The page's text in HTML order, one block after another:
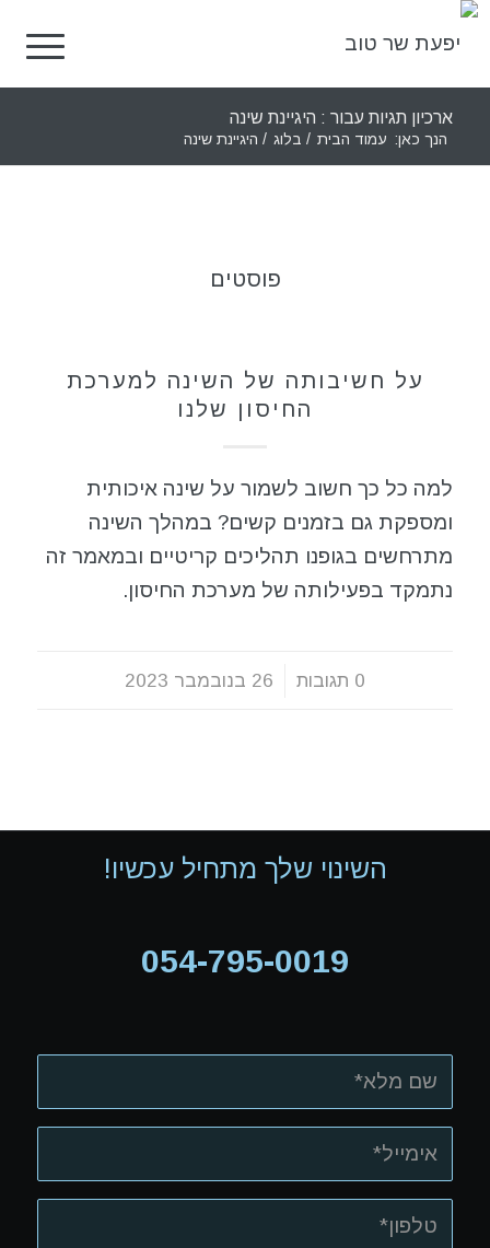
ארכיון תגיות עבור : היגיינת שינה
הנך כאן: עמוד הבית / בלוג / היגיינת שינה
פוסטים
על חשיבותה של השינה למערכת
החיסון שלנו
למה כל כך חשוב לשמור על שינה איכותית
ומספקת גם בזמנים קשים? במהלך השינה
מתרחשים בגופנו תהליכים קריטיים ובמאמר זה
נתמקד בפעילותה של מערכת החיסון.
0 תגובות
/ 26 בנובמבר 2023
השינוי שלך מתחיל עכשיו!
054-795-0019